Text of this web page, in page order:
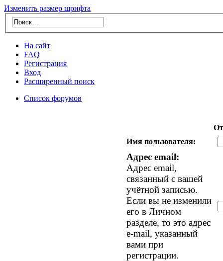
Изменить размер шрифта
На сайт
FAQ
Регистрация
Вход
Расширенный поиск
Список форумов
Имя пользователя:
Адрес email:
Адрес email,
связанный с вашей
учётной записью.
Если вы не изменили
его в Личном
разделе, то это адрес
e-mail, указанный
вами при
регистрации.